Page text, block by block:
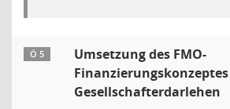
Ö 5
Umsetzung des FMO-
Finanzierungskonzeptes
Gesellschafterdarlehen